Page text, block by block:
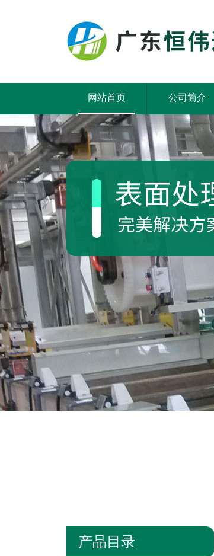
网站首页 公司简介
产品目录